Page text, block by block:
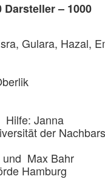
– 1000
Gulara, Hazal,
Hilfe: Janna
der
und Max Bahr
Hamburg